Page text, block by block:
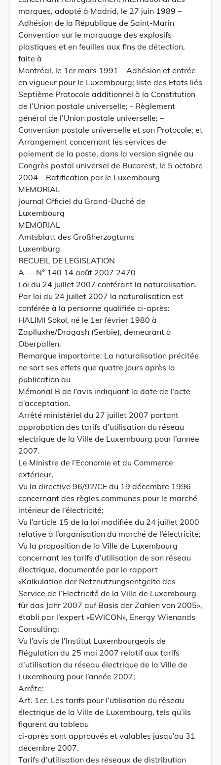
marques, adopté à Madrid, le 27 juin 1989 –
Adhésion de la République de Saint-Marin
Convention sur le marquage des explosifs
plastiques et en feuilles aux fins de détection,
faite à
Montréal, le 1er mars 1991 – Adhésion et entrée
en vigueur pour le Luxembourg; liste des Etats liés
Septième Protocole additionnel à la Constitution
de l’Union postale universelle; - Règlement
général de l’Union postale universelle; –
Convention postale universelle et son Protocole; et
Arrangement concernant les services de
paiement de la poste, dans la version signée au
Congrès postal universel de Bucarest, le 5 octobre
2004 – Ratification par le Luxembourg
MEMORIAL
Journal Officiel du Grand-Duché de
Luxembourg
MEMORIAL
Amtsblatt des Großherzogtums
Luxemburg
RECUEIL DE LEGISLATION
A –– N° 140 14 août 2007 2470
Loi du 24 juillet 2007 conférant la naturalisation.
Par loi du 24 juillet 2007 la naturalisation est
conférée à la personne qualifiée ci-après:
HALIMI Sokol, né le 1er février 1980 à
Zaplluxhe/Dragash (Serbie), demeurant à
Oberpallen.
Remarque importante: La naturalisation précitée
ne sort ses effets que quatre jours après la
publication au
Mémorial B de l’avis indiquant la date de l’acte
d’acceptation.
Arrêté ministériel du 27 juillet 2007 portant
approbation des tarifs d’utilisation du réseau
électrique de la Ville de Luxembourg pour l’année
2007.
Le Ministre de l’Economie et du Commerce
extérieur,
Vu la directive 96/92/CE du 19 décembre 1996
concernant des règles communes pour le marché
intérieur de l’électricité;
Vu l’article 15 de la loi modifiée du 24 juillet 2000
relative à l’organisation du marché de l’électricité;
Vu la proposition de la Ville de Luxembourg
concernant les tarifs d’utilisation de son réseau
électrique, documentée par le rapport
«Kalkulation der Netznutzungsentgelte des
Service de l’Electricité de la Ville de Luxembourg
für das Jahr 2007 auf Basis der Zahlen von 2005»,
établi par l’expert «EWICON», Energy Wienands
Consulting;
Vu l’avis de l’Institut Luxembourgeois de
Régulation du 25 mai 2007 relatif aux tarifs
d’utilisation du réseau électrique de la Ville de
Luxembourg pour l’année 2007;
Arrête:
Art. 1er. Les tarifs pour l’utilisation du réseau
électrique de la Ville de Luxembourg, tels qu’ils
figurent au tableau
ci-après sont approuvés et valables jusqu’au 31
décembre 2007.
Tarifs d’utilisation des réseaux de distribution